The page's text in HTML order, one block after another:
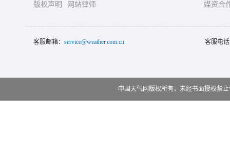
版权声明
网站律师
媒资合
客服邮箱： service@weather.com.cn 客服电
中国天气网版权所有，未经书面授权